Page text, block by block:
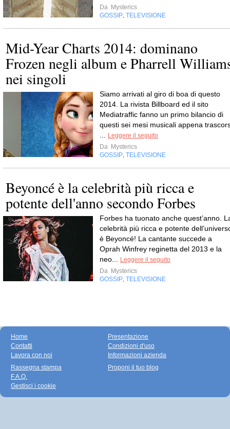
Da Mysterics
GOSSIP TELEVISIONE
Mid-Year Charts 2014: dominano
Frozen negli album e Pharrell
nei singoli
Siamo arrivati al giro di boa di questo
2014. La rivista Billboard ed il sito
Mediatraffic fanno un primo bilancio di
questi sei mesi musicali appena
Leggere il seguito
Da Mysterics
GOSSIP TELEVISIONE
Beyoncé è la celebrità più ricca e
potente dell'anno secondo Forbes
Forbes ha tuonato anche quest’anno.
celebrità più ricca e potente
è Beyoncé! La cantante succede a
Oprah Winfrey reginetta del 2013 e la
neo...
Leggere il seguito
Da Mysterics
GOSSIP TELEVISIONE
Home
Contatti
Lavora con noi
Presentazione
Condizioni d'uso
Informazioni azienda
Rassegna stampa
F.A.Q.
Gestisci i cookie
Proponi il tuo blog